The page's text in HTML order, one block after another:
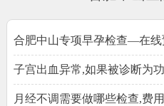
合肥中山专项早孕检查—在线
子宫出血异常,如果被诊断为
月经不调需要做哪些检查,费